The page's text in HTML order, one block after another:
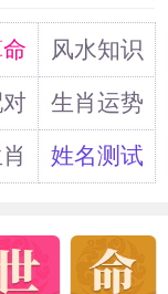
太岁为一年之主，
亦为命中贵神。故
太岁庙拜太岁，以
风水知识
生肖运势
姓名测试